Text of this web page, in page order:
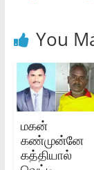
You
மகன்
கண்முன்னே
கத்தியால்